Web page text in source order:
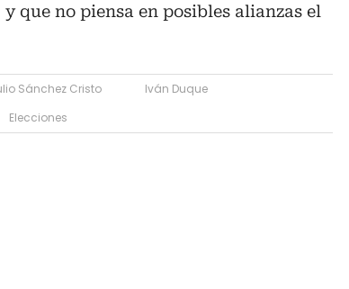
y que no piensa en posibles alianzas el
Sánchez Cristo
Iván Duque
Elecciones